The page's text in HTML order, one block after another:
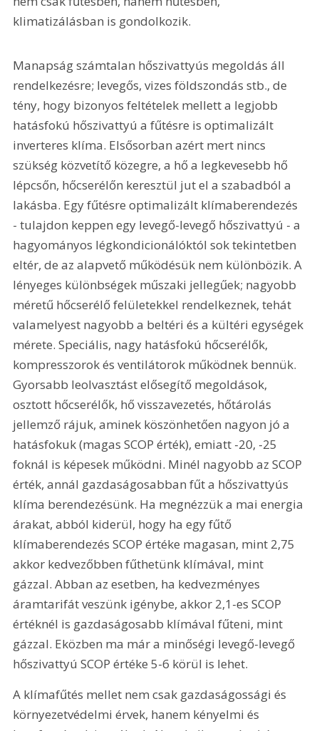
klimatizálásban is gondolkozik.
Manapság számtalan hőszivattyús megoldás áll
rendelkezésre; levegős, vizes földszondás stb., de
tény, hogy bizonyos feltételek mellett a legjobb
hatásfokú hőszivattyú a fűtésre is optimalizált
inverteres klíma. Elsősorban azért mert nincs
szükség közvetítő közegre, a hő a legkevesebb hő
lépcsőn, hőcserélőn keresztül jut el a szabadból a
lakásba. Egy fűtésre optimalizált klímaberendezés
- tulajdon keppen egy levegő-levegő hőszivattyú - a
hagyományos légkondicionálóktól sok tekintetben
eltér, de az alapvető működésük nem különbözik. A
lényeges különbségek műszaki jellegűek; nagyobb
méretű hőcserélő felületekkel rendelkeznek, tehát
valamelyest nagyobb a beltéri és a kültéri egységek
mérete. Speciális, nagy hatásfokú hőcserélők,
kompresszorok és ventilátorok működnek bennük.
Gyorsabb leolvasztást elősegítő megoldások,
osztott hőcserélők, hő visszavezetés, hőtárolás
jellemző rájuk, aminek köszönhetően nagyon jó a
hatásfokuk (magas SCOP érték), emiatt -20, -25
foknál is képesek működni. Minél nagyobb az SCOP
érték, annál gazdaságosabban fűt a hőszivattyús
klíma berendezésünk. Ha megnézzük a mai energia
árakat, abból kiderül, hogy ha egy fűtő
klímaberendezés SCOP értéke magasan, mint 2,75
akkor kedvezőbben fűthetünk klímával, mint
gázzal. Abban az esetben, ha kedvezményes
áramtarifát veszünk igénybe, akkor 2,1-es SCOP
értéknél is gazdaságosabb klímával fűteni, mint
gázzal. Eközben ma már a minőségi levegő-levegő
hőszivattyú SCOP értéke 5-6 körül is lehet.
A klímafűtés mellet nem csak gazdaságossági és
környezetvédelmi érvek, hanem kényelmi és